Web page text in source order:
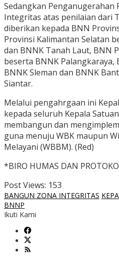
Sedangkan Penganugerahan
Integritas atas penilaian dari
diberikan kepada BNN
Provinsi Kalimantan Selatan
dan BNNK Tanah Laut, BNN
beserta BNNK Palangkaraya,
BNNK Sleman dan BNNK
Siantar.
Melalui pengahrgaan ini
kepada seluruh Kepala
membangun dan
guna menuju WBK maupun
Melayani (WBBM). (Red)
*BIRO HUMAS DAN
Post Views: 153
BANGUN ZONA INTEGRITAS
BNNP
Ikuti Kami